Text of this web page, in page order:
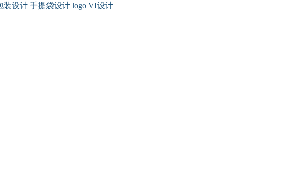
设计 手提袋设计 logo VI设计